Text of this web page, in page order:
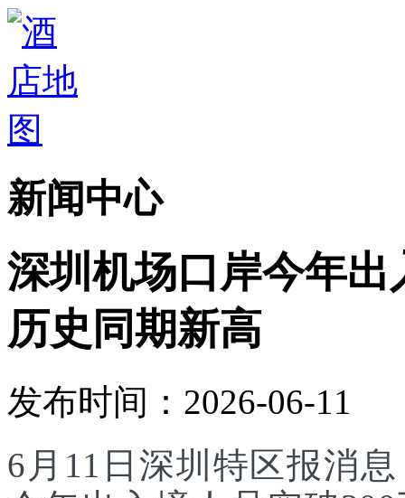
新闻中心
深圳机场口岸今年出
历史同期新高
发布时间：2026-06-11
6月11日深圳特区报消